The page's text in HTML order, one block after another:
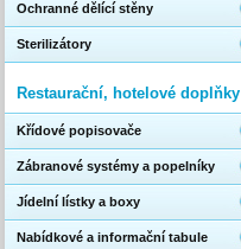
Ochranné dělící stěny
Sterilizátory
Restaurační, hotelové doplňky
Křídové popisovače
Zábranové systémy a popelníky
Jídelní lístky a boxy
Nabídkové a informační tabule